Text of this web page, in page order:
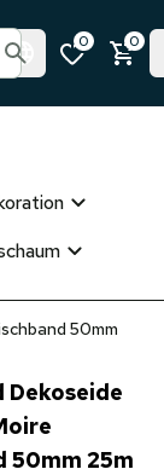
0 0
50mm
Dekoseide
50mm 25m